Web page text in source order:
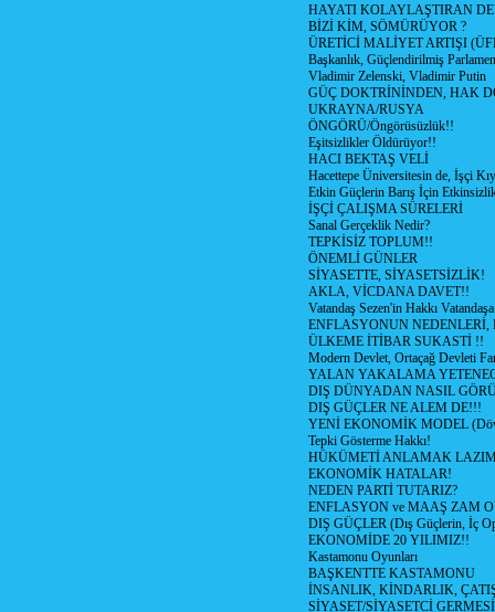
HAYATI KOLAYLAŞTIRAN
BİZİ KİM, SÖMÜRÜYOR ?
ÜRETİCİ MALİYET ARTIŞI
Başkanlık, Güçlendirilmiş
Vladimir Zelenski, Vladimir Putin
GÜÇ DOKTRİNİNDEN, HAK
UKRAYNA/RUSYA
ÖNGÖRÜ/Öngörüsüzlük!!
Eşitsizlikler Öldürüyor!!
HACI BEKTAŞ VELİ
Hacettepe Üniversitesin de, İşçi
Etkin Güçlerin Barış İçin
İŞÇİ ÇALIŞMA SÜRELERİ
Sanal Gerçeklik Nedir?
TEPKİSİZ TOPLUM!!
ÖNEMLİ GÜNLER
SİYASETTE, SİYASETSİZLİK!
AKLA, VİCDANA DAVET!!
Vatandaş Sezen'in Hakkı
ENFLASYONUN NEDENLERİ,
ÜLKEME İTİBAR SUKASTİ !!
Modern Devlet, Ortaçağ Devleti
YALAN YAKALAMA
DIŞ DÜNYADAN NASIL
DIŞ GÜÇLER NE ALEM DE!!!
YENİ EKONOMİK MODEL
Tepki Gösterme Hakkı!
HÜKÜMETİ ANLAMAK
EKONOMİK HATALAR!
NEDEN PARTİ TUTARIZ?
ENFLASYON ve MAAŞ ZAM
DIŞ GÜÇLER (Dış Güçlerin, İç
EKONOMİDE 20 YILIMIZ!!
Kastamonu Oyunları
BAŞKENTTE KASTAMONU
İNSANLIK, KİNDARLIK,
SİYASET/SİYASETCİ